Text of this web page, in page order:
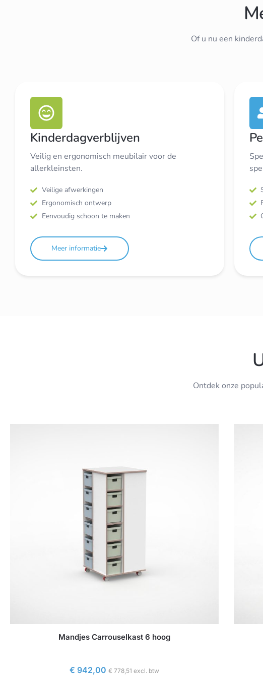
Of u nu een
Kinderdagverblijven
Veilig en ergonomisch meubilair voor de
allerkleinsten.
Veilige afwerkingen
Ergonomisch ontwerp
Eenvoudig schoon te maken
Meer informatie
Ontdek onze
Mandjes Carrouselkast 6 hoog
€ 942,00 € 778,51 excl. btw